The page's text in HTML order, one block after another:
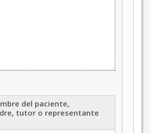
del paciente,
tutor o representante